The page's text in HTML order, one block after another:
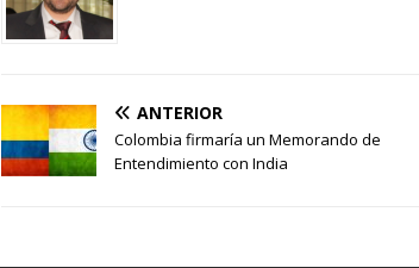
ANTERIOR
Colombia firmaría un Memorando de
Entendimiento con India